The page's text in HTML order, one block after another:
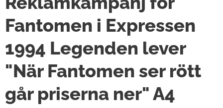
Fantomen i Expressen
1994 Legenden lever
"När Fantomen ser rött
går priserna ner" A4